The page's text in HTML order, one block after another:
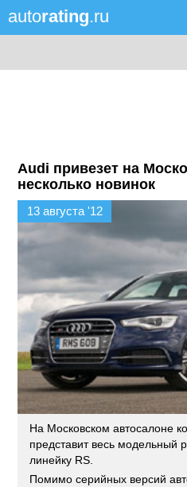
autorating.ru
Audi привезет на
несколько новинок
13 августа '12
На Московском автосалоне
представит весь модельный
линейку RS.
Помимо серийных версий